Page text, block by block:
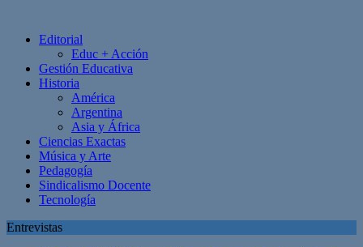
Editorial
Educ + Acción
Gestión Educativa
Historia
América
Argentina
Asia y África
Ciencias Exactas
Música y Arte
Pedagogía
Sindicalismo Docente
Tecnología
Entrevistas